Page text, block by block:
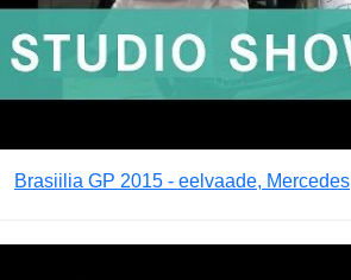
Brasiilia GP 2015 - eelvaade, Mercedes